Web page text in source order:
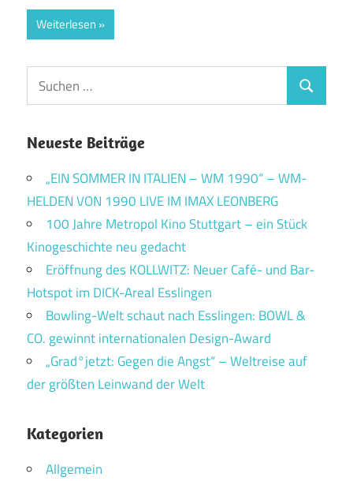
Weiterlesen
Suchen
nach:
Suchen
Neueste Beiträge
„EIN SOMMER IN ITALIEN – WM 1990“ – WM-
HELDEN VON 1990 LIVE IM IMAX LEONBERG
100 Jahre Metropol Kino Stuttgart – ein Stück
Kinogeschichte neu gedacht
Eröffnung des KOLLWITZ: Neuer Café- und Bar-
Hotspot im DICK-Areal Esslingen
Bowling-Welt schaut nach Esslingen: BOWL &
CO. gewinnt internationalen Design-Award
„Grad°jetzt: Gegen die Angst“ – Weltreise auf
der größten Leinwand der Welt
Kategorien
Allgemein